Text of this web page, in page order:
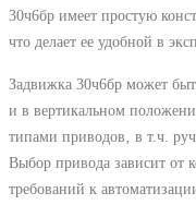
30ч6бр имеет простую
что делает ее удобной в
Задвижка 30ч6бр может
и в вертикальном
типами приводов‚ в т.ч.
Выбор привода зависит от
требований к